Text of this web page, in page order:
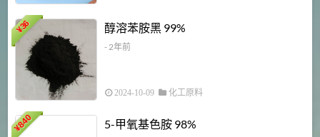
¥
36 醇溶苯胺黑 99%
- 2年前
2024-10-09 化工原料
¥
840 5-甲氧基色胺 98%